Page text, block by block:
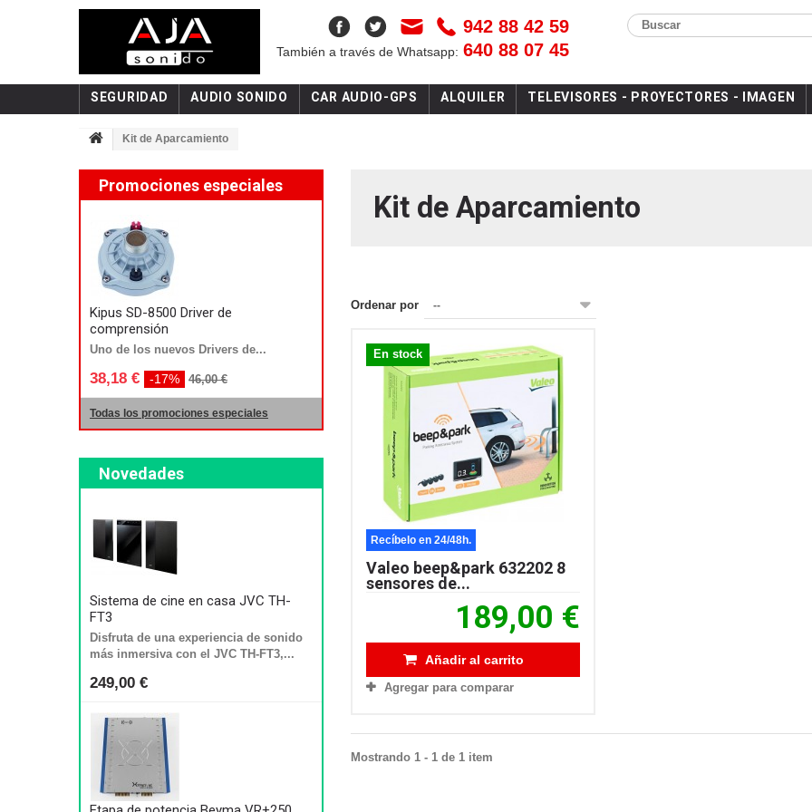
942 88 42 59
También a través de Whatsapp: 640 88 07 45
Buscar
SEGURIDAD AUDIO SONIDO CAR AUDIO-GPS ALQUILER TELEVISORES - PROYECTORES - IMAGEN
Kit de Aparcamiento
Kit de Aparcamiento
Ordenar por --
En stock
Recíbelo en 24/48h.
Valeo beep&park 632202 8
sensores de...
189,00 €
Añadir al carrito
Agregar para comparar
Mostrando 1 - 1 de 1 item
Promociones especiales
Kipus SD-8500 Driver de
comprensión
Uno de los nuevos Drivers de...
38,18 € -17% 46,00 €
Todas los promociones especiales
Novedades
Sistema de cine en casa JVC TH-
FT3
Disfruta de una experiencia de sonido
más inmersiva con el JVC TH-FT3,...
249,00 €